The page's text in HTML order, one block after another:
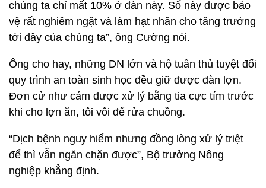
chúng ta chỉ mất 10% ở đàn này. Số này được bảo
vệ rất nghiêm ngặt và làm hạt nhân cho tăng trưởng
tới đây của chúng ta”, ông Cường nói.
Ông cho hay, những DN lớn và hộ tuân thủ tuyệt đối
quy trình an toàn sinh học đều giữ được đàn lợn.
Đơn cử như cám được xử lý bằng tia cực tím trước
khi cho lợn ăn, tôi vôi để rửa chuồng.
“Dịch bệnh nguy hiểm nhưng đồng lòng xử lý triệt
để thì vẫn ngăn chặn được”, Bộ trưởng Nông
nghiệp khẳng định.